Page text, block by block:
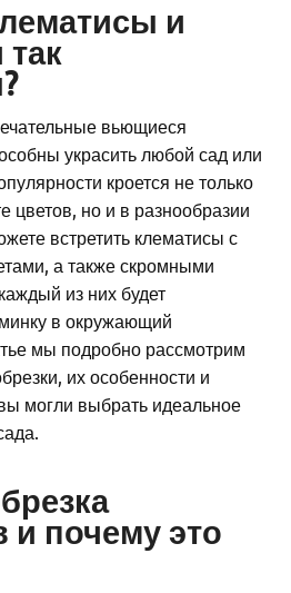
и
вьющиеся
украсить любой сад или
кроется не только
цветов, но и в разнообразии
встретить клематисы с
а также скромными
из них будет
в окружающий
мы подробно рассмотрим
их особенности и
могли выбрать идеальное
и почему это